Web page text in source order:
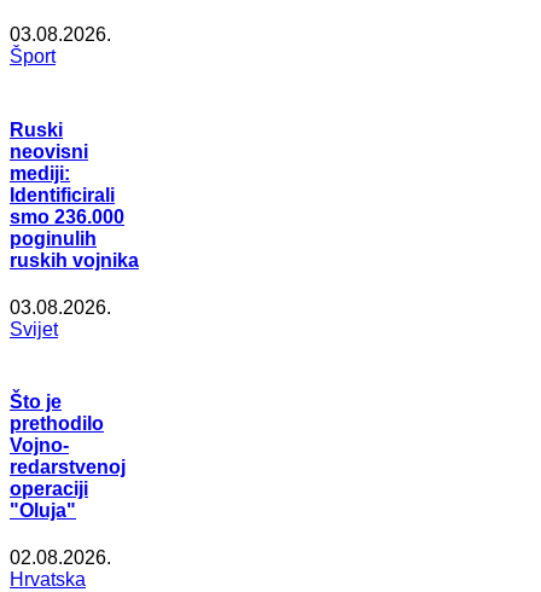
03.08.2026.
Šport
Ruski
neovisni
mediji:
Identificirali
smo 236.000
poginulih
ruskih vojnika
03.08.2026.
Svijet
Što je
prethodilo
Vojno-
redarstvenoj
operaciji
"Oluja"
02.08.2026.
Hrvatska